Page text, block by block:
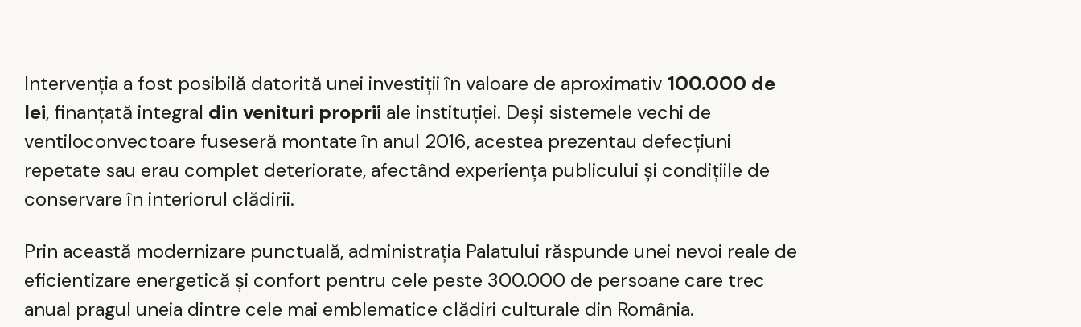
Intervenția a fost posibilă datorită unei investiții în valoare de aproximativ 100.000 de
lei, finanțată integral din venituri proprii ale instituției. Deși sistemele vechi de
ventiloconvectoare fuseseră montate în anul 2016, acestea prezentau defecțiuni
repetate sau erau complet deteriorate, afectând experiența publicului și condițiile de
conservare în interiorul clădirii.
Prin această modernizare punctuală, administrația Palatului răspunde unei nevoi reale de
eficientizare energetică și confort pentru cele peste 300.000 de persoane care trec
anual pragul uneia dintre cele mai emblematice clădiri culturale din România.